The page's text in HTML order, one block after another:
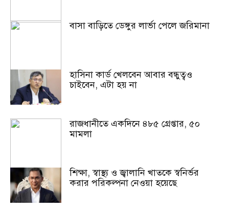
বাসা বাড়িতে ডেঙ্গুর লার্ভা পেলে জরিমানা
হাসিনা কার্ড খেলবেন আবার বন্ধুত্বও
চাইবেন, এটা হয় না
রাজধানীতে একদিনে ৪৮৫ গ্রেপ্তার, ৫০
মামলা
শিক্ষা, স্বাস্থ্য ও জ্বালানি খাতকে স্বনির্ভর
করার পরিকল্পনা নেওয়া হয়েছে